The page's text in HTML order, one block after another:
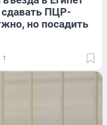
ПЦР-
но посадить
1